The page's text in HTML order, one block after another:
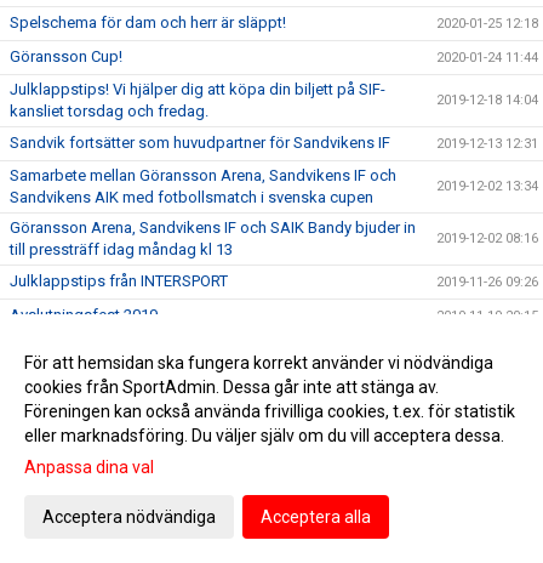
Spelschema för dam och herr är släppt! 2020-01-25 12:18
Göransson Cup! 2020-01-24 11:44
Julklappstips! Vi hjälper dig att köpa din biljett på SIF-
kansliet torsdag och fredag.
2019-12-18 14:04
Sandvik fortsätter som huvudpartner för Sandvikens IF 2019-12-13 12:31
Samarbete mellan Göransson Arena, Sandvikens IF och
Sandvikens AIK med fotbollsmatch i svenska cupen
2019-12-02 13:34
Göransson Arena, Sandvikens IF och SAIK Bandy bjuder in
till pressträff idag måndag kl 13
2019-12-02 08:16
Julklappstips från INTERSPORT 2019-11-26 09:26
Avslutningsfest 2019 2019-11-19 20:15
provkörning ger 100 kr till SIF!
2019-11-18 12:03
En vän och kollega har lämnat oss 2019-11-10 16:35
Grattis Ingemar till fri husbilsvecka! Vinnande lottnr: 70 2019-11-05 11:19
Herr: Inför SIF - Vasalunds IF
Onsdag den 6/11 stänger Intersport sin webbshop för
klubbkläder för i år
För att hemsidan ska fungera korrekt använder vi nödvändiga
cookies från SportAdmin. Dessa går inte att stänga av.
Föreningen kan också använda frivilliga cookies, t.ex. för statistik
eller marknadsföring. Du väljer själv om du vill acceptera dessa.
Anpassa dina val
Acceptera nödvändiga Acceptera alla